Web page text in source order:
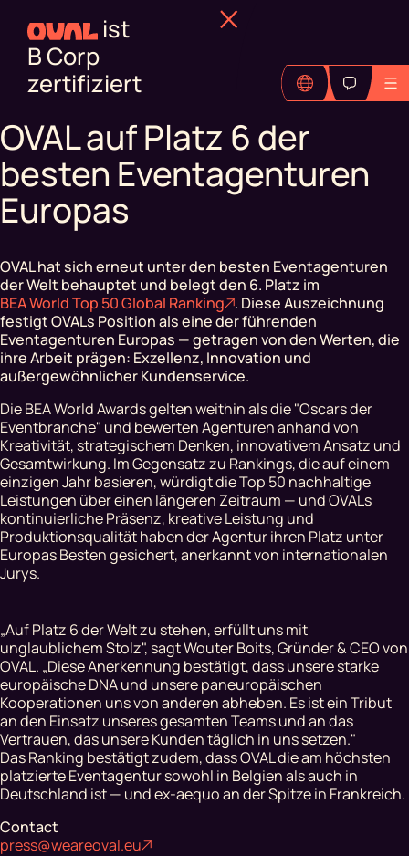
ist
B Corp
zertifiziert
OVAL auf Platz 6 der
besten Eventagenturen
Europas
OVAL hat sich erneut unter den besten Eventagenturen
der Welt behauptet und belegt den 6. Platz im
BEA World Top 50 Global Ranking . Diese Auszeichnung
festigt OVALs Position als eine der führenden
Eventagenturen Europas — getragen von den Werten, die
ihre Arbeit prägen: Exzellenz, Innovation und
außergewöhnlicher Kundenservice.
Die BEA World Awards gelten weithin als die "Oscars der
Eventbranche" und bewerten Agenturen anhand von
Kreativität, strategischem Denken, innovativem Ansatz und
Gesamtwirkung. Im Gegensatz zu Rankings, die auf einem
einzigen Jahr basieren, würdigt die Top 50 nachhaltige
Leistungen über einen längeren Zeitraum — und OVALs
kontinuierliche Präsenz, kreative Leistung und
Produktionsqualität haben der Agentur ihren Platz unter
Europas Besten gesichert, anerkannt von internationalen
Jurys.
„Auf Platz 6 der Welt zu stehen, erfüllt uns mit
unglaublichem Stolz", sagt Wouter Boits, Gründer & CEO von
OVAL. „Diese Anerkennung bestätigt, dass unsere starke
europäische DNA und unsere paneuropäischen
Kooperationen uns von anderen abheben. Es ist ein Tribut
an den Einsatz unseres gesamten Teams und an das
Vertrauen, das unsere Kunden täglich in uns setzen."
Das Ranking bestätigt zudem, dass OVAL die am höchsten
platzierte Eventagentur sowohl in Belgien als auch in
Deutschland ist — und ex-aequo an der Spitze in Frankreich.
Contact
press@weareoval.eu